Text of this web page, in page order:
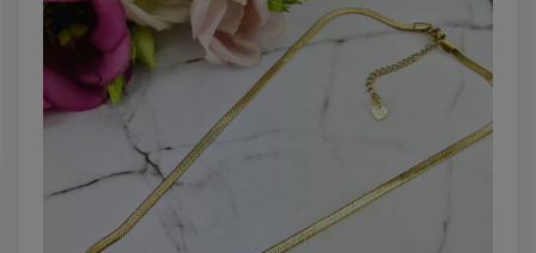
DO KOSZYKA DO KOSZYKA